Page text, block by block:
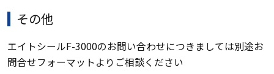
その他
エイトシールF-3000のお問い合わせにつきましては別途お
問合せフォーマットよりご相談ください